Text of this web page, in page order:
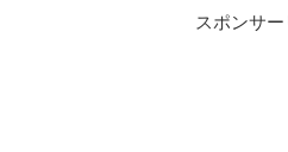
スポンサ